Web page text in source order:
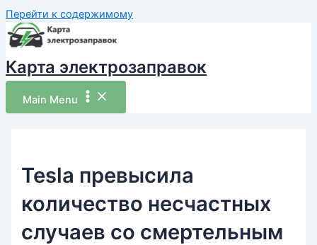
Перейти к содержимому
Карта электрозаправок
Main Menu
Tesla превысила
количество несчастных
случаев со смертельным